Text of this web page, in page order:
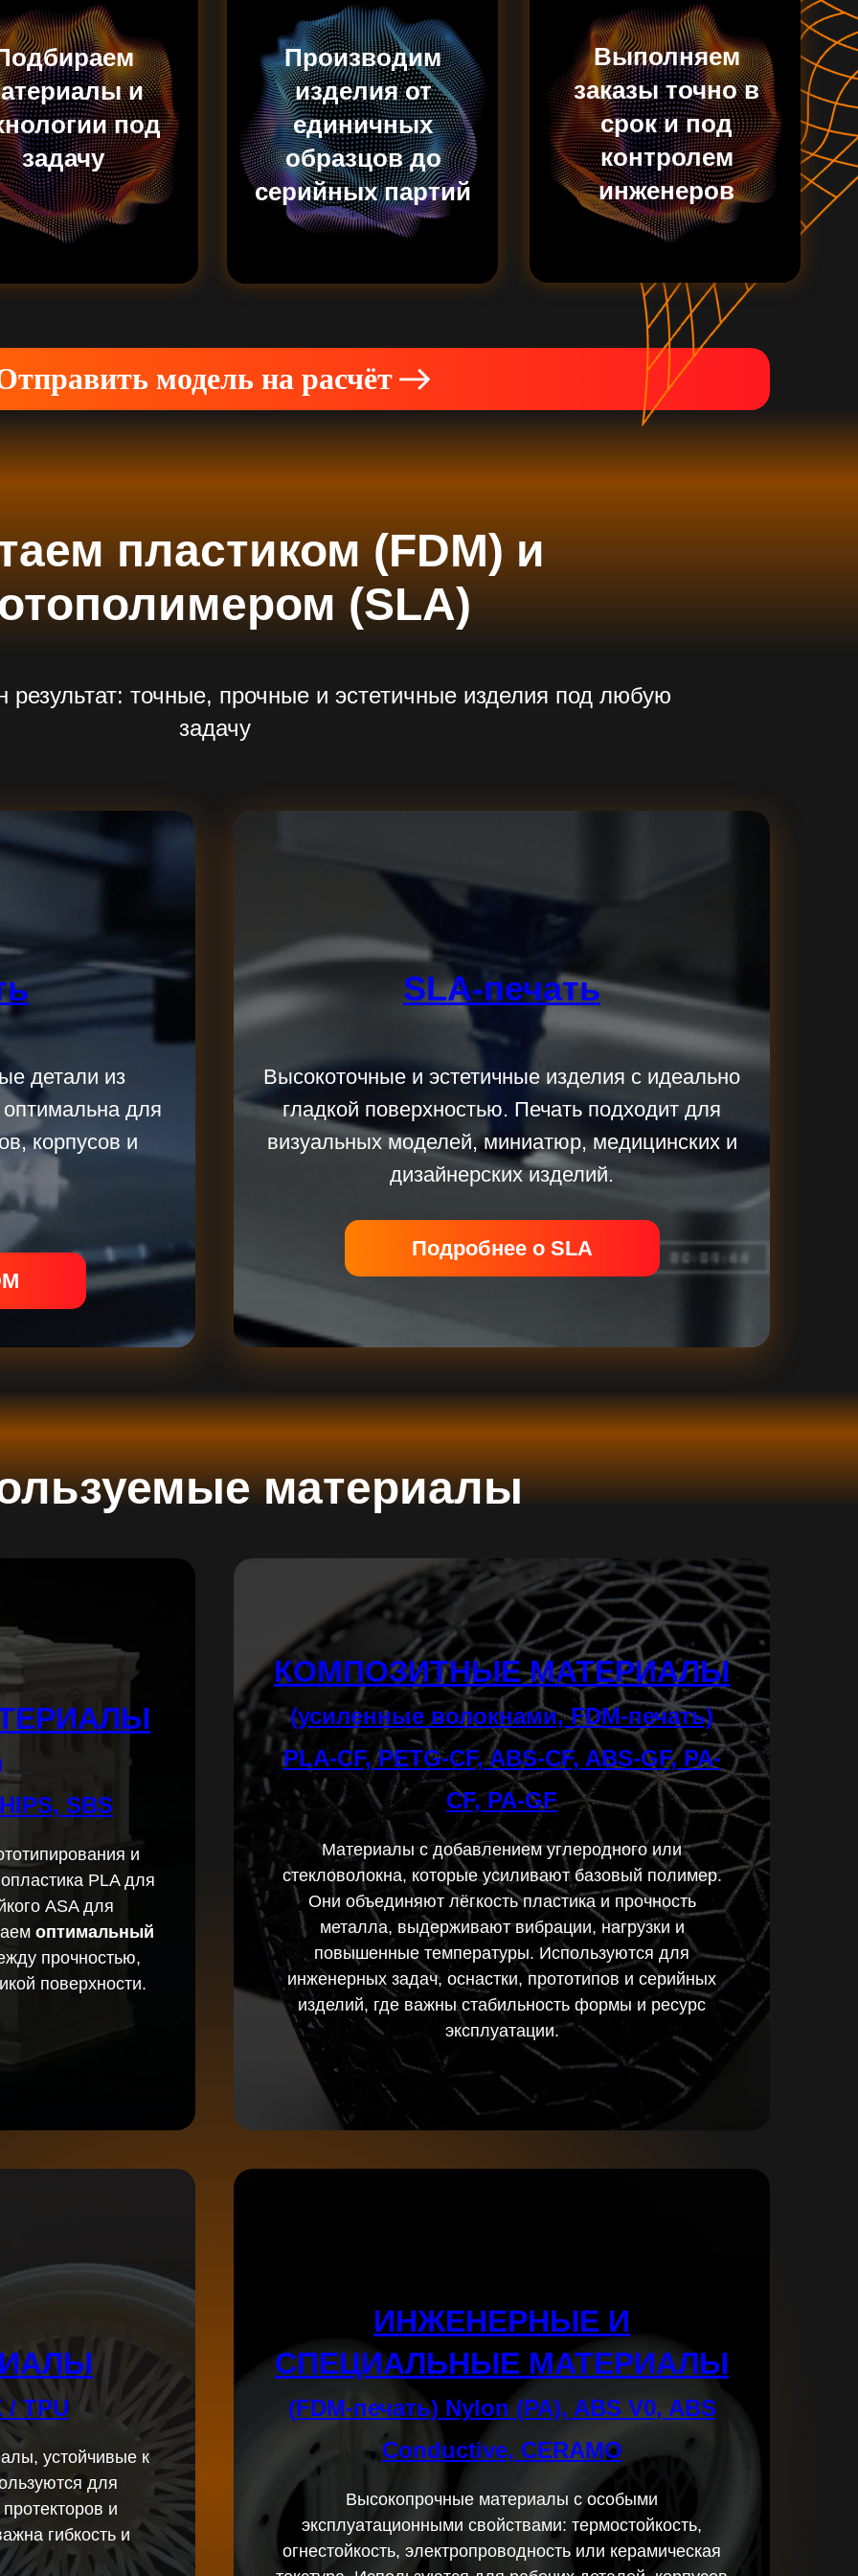
Производим
изделия от
единичных
образцов до
серийных партий
Выполняем
заказы точно в
срок и под
контролем
инженеров
и
под
задачу
модель на расчёт
пластиком (FDM) и
(SLA)
точные, прочные и эстетичные изделия под любую
задачу
детали из
для
корпусов и
SLA-печать
Высокоточные и эстетичные изделия с идеально
гладкой поверхностью. Печать подходит для
визуальных моделей, миниатюр, медицинских и
дизайнерских изделий.
Подробнее о SLA
материалы
SBS
и
PLA для
ASA для
оптимальный
прочностью,
поверхности.
КОМПОЗИТНЫЕ МАТЕРИАЛЫ
(усиленные волокнами, FDM-печать)
PLA-CF, PETG-CF, ABS-CF, ABS-GF, PA-
CF, PA-GF
Материалы с добавлением углеродного или
стекловолокна, которые усиливают базовый полимер.
Они объединяют лёгкость пластика и прочность
металла, выдерживают вибрации, нагрузки и
повышенные температуры. Используются для
инженерных задач, оснастки, прототипов и серийных
изделий, где важны стабильность формы и ресурс
эксплуатации.
Заказать
/ TPU
устойчивые к
для
и
гибкость и
ИНЖЕНЕРНЫЕ И
СПЕЦИАЛЬНЫЕ МАТЕРИАЛЫ
(FDM-печать) Nylon (PA), ABS V0, ABS
Conductive, CERAMO
Высокопрочные материалы с особыми
эксплуатационными свойствами: термостойкость,
огнестойкость, электропроводность или керамическая